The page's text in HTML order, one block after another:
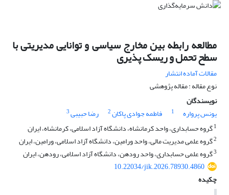
مطالعه رابطه بین مخارج سیاسی و توانایی مدیریتی با
سطح تحمل و ریسک پذیری
مقالات آماده انتشار
نوع مقاله : مقاله پژوهشی
نویسندگان
یونس پرواره
1 فاطمه جوادی پاکان2 رضا حبیبی3
1گروه حسابداری، واحد کرمانشاه، دانشگاه آزاد اسلامی، کرمانشاه، ایران
2گروه علمی مدیریت مالی، واحد ورامین، دانشگاه آزاد اسلامی، ورامین، ایران
3گروه علمی حسابداری، واحد رودهن، دانشگاه آزاد اسلامی، رودهن، ایران
10.22034/jik.2026.78930.4860
چکیده